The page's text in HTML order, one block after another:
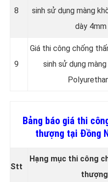
8
sinh sử dụng màng
dày 4mm
9
Giá thi công chống
sinh sử dụng
Bảng báo giá thi
thượng tại Đồng
Stt
Hạng mục thi công
thượng